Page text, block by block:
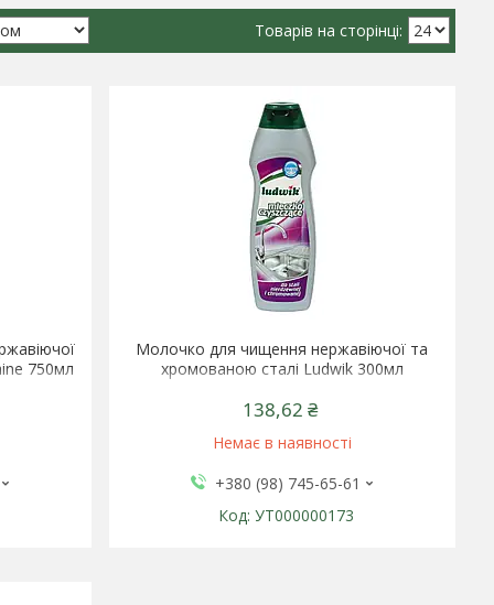
750мл
Молочко для чищення нержавіючої та
хромованою сталі Ludwik 300мл
138,62 ₴
Немає в наявності
+380 (98) 745-65-61
УТ000000173